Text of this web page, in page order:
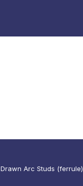
Drawn Arc Studs (ferrule)